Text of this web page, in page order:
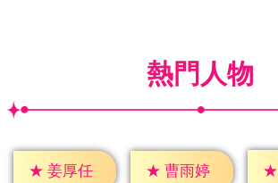
熱門人物
★ 姜厚任 ★ 曹雨婷 ★